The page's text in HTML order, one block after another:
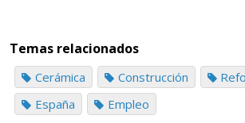
Temas relacionados
Cerámica Construcción
España
Empleo